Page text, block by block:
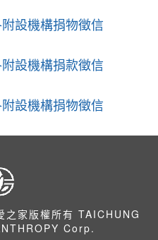
設機構捐物徵信
設機構捐款徵信
設機構捐物徵信
之家版權所有 TAICHUNG
Corp.